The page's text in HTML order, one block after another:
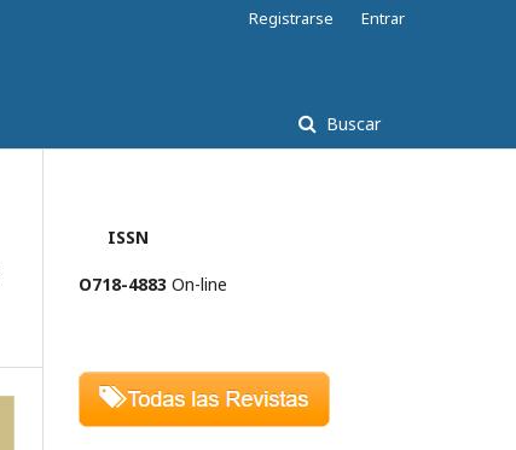
Buscar
Registrarse Entrar
ISSN
O718-4883 On-line